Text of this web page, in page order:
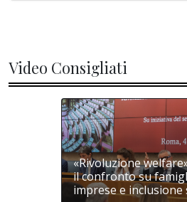
Video Consigliati
«Rivoluzione
il confronto su
imprese e inclusione